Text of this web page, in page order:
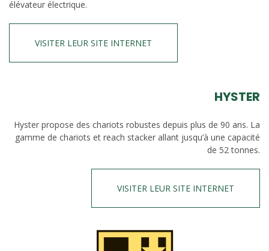
élévateur électrique.
VISITER LEUR SITE INTERNET
HYSTER
Hyster propose des chariots robustes depuis plus de 90 ans. La
gamme de chariots et reach stacker allant jusqu’à une capacité
de 52 tonnes.
VISITER LEUR SITE INTERNET